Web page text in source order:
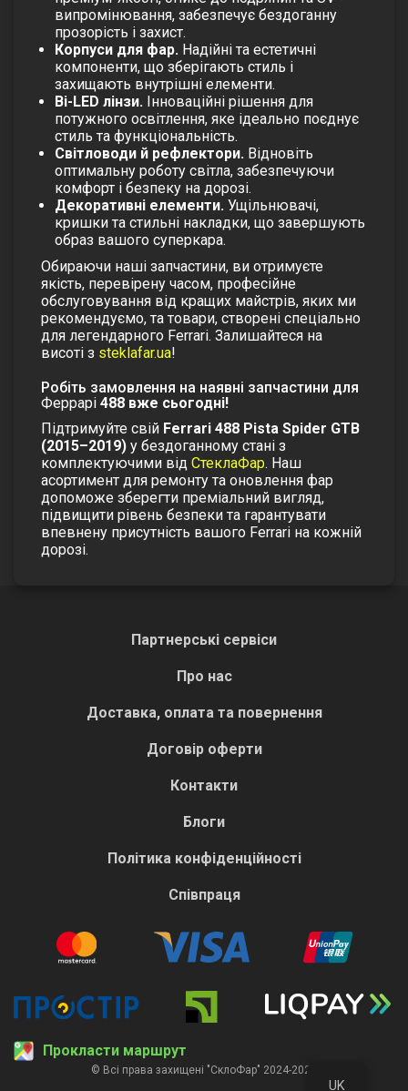
UK
випромінювання, забезпечує бездоганну
прозорість і захист.
Корпуси для фар. Надійні та естетичні
компоненти, що зберігають стиль і
захищають внутрішні елементи.
Bi-LED лінзи. Інноваційні рішення для
потужного освітлення, яке ідеально поєднує
стиль та функціональність.
Світловоди й рефлектори. Відновіть
оптимальну роботу світла, забезпечуючи
комфорт і безпеку на дорозі.
Декоративні елементи. Ущільнювачі,
кришки та стильні накладки, що завершують
образ вашого суперкара.
Обираючи наші запчастини, ви отримуєте
якість, перевірену часом, професійне
обслуговування від кращих майстрів, яких ми
рекомендуємо, та товари, створені спеціально
для легендарного Ferrari. Залишайтеся на
висоті з steklafar.ua!
Робіть замовлення на наявні запчастини для
Феррарі 488 вже сьогодні!
Підтримуйте свій Ferrari 488 Pista Spider GTB
(2015–2019) у бездоганному стані з
комплектуючими від СтеклаФар. Наш
асортимент для ремонту та оновлення фар
допоможе зберегти преміальний вигляд,
підвищити рівень безпеки та гарантувати
впевнену присутність вашого Ferrari на кожній
дорозі.
Партнерські сервіси
Про нас
Доставка, оплата та повернення
Договір оферти
Контакти
Блоги
Політика конфіденційності
Співпраця
Прокласти маршрут
© Всі права захищені "СклоФар" 2024-2026